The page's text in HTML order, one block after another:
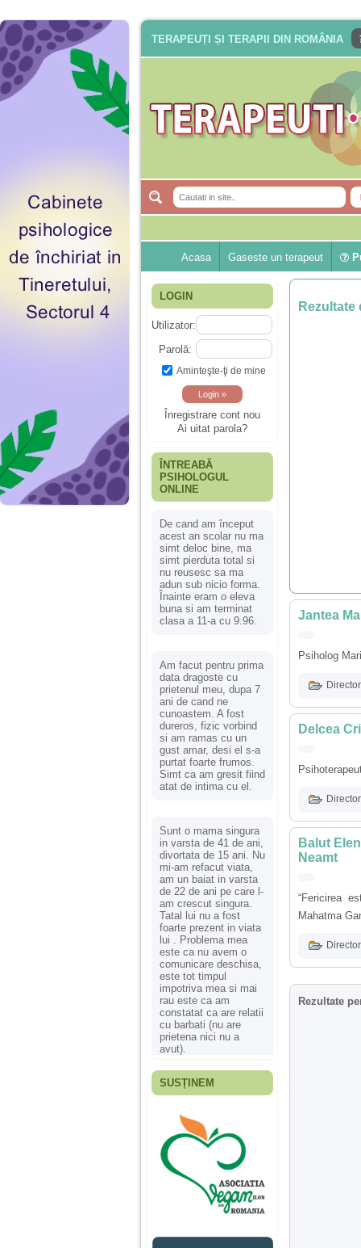
TERAPEUȚI ȘI TERAPII DIN ROMÂNIA
Acasa Gaseste un terapeut
LOGIN
Utilizator:
Parolă:
Aminteşte-ţi de mine
Înregistrare cont nou
Ai uitat parola?
ÎNTREABĂ
PSIHOLOGUL
ONLINE
De cand am început
acest an scolar nu ma
simt deloc bine, ma
simt pierduta total si
nu reusesc sa ma
adun sub nicio forma.
Înainte eram o eleva
buna si am terminat
clasa a 11-a cu 9.96.
Am facut pentru prima
data dragoste cu
prietenul meu, dupa 7
ani de cand ne
cunoastem. A fost
dureros, fizic vorbind
si am ramas cu un
gust amar, desi el s-a
purtat foarte frumos.
Simt ca am gresit fiind
atat de intima cu el.
Sunt o mama singura
in varsta de 41 de ani,
divortata de 15 ani. Nu
mi-am refacut viata,
am un baiat in varsta
de 22 de ani pe care l-
am crescut singura.
Tatal lui nu a fost
foarte prezent in viata
lui . Problema mea
este ca nu avem o
comunicare deschisa,
este tot timpul
impotriva mea si mai
rau este ca am
constatat ca are relatii
cu barbati (nu are
prietena nici nu a
avut).
Fiica mea s-a nascut
ani, privind in urma
realizez cat de multe
greseli am facut in
educatia si cresterea
ei, am fost o mama
egoista, preocupata
de implinirea
profesionala, cand ea
era mica am neglijat-
agresiva, orice
SUSȚINEM
Rezultate
Jantea
Psiholog
Delcea
Balut
Neamt
“Fericirea
Mahatma
Rezultate